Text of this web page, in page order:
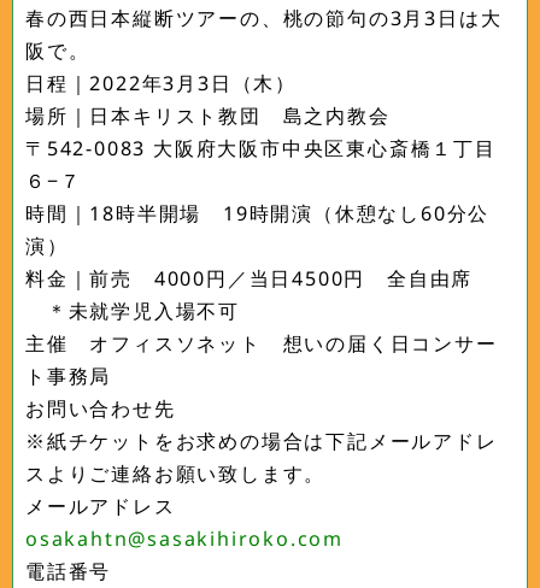
春の西日本縦断ツアーの、桃の節句の3月3日は大
阪で。
日程｜2022年3月3日（木）
場所｜日本キリスト教団 島之内教会
〒542-0083 大阪府大阪市中央区東心斎橋１丁目
６−７
時間｜18時半開場 19時開演（休憩なし60分公
演）
料金｜前売 4000円／当日4500円 全自由席
＊未就学児入場不可
主催 オフィスソネット 想いの届く日コンサー
ト事務局
お問い合わせ先
※紙チケットをお求めの場合は下記メールアドレ
スよりご連絡お願い致します。
メールアドレス
osakahtn@sasakihiroko.com
電話番号